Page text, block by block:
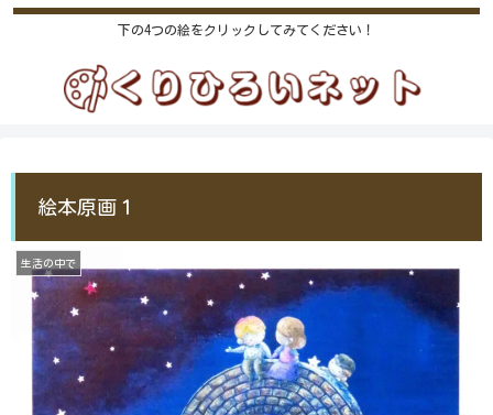
下の4つの絵をクリックしてみてください！
絵本原画１
生活の中で